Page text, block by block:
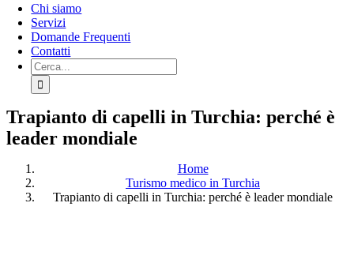
Chi siamo
Servizi
Domande Frequenti
Contatti
Cerca:
Trapianto di capelli in Turchia: perché è
leader mondiale
Home
Turismo medico in Turchia
Trapianto di capelli in Turchia: perché è leader mondiale